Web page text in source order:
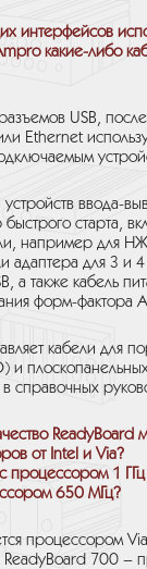
интерфейсов
какие-либо
USB,
Ethernet
ввода-
старта,
например для
адаптера для 3 и
а также кабель
форм-фактора
кабели для
и
справочных
ReadyBoard
от Intel и Via?
процессором 1
650 МГц?
процессором
ReadyBoard 700 –